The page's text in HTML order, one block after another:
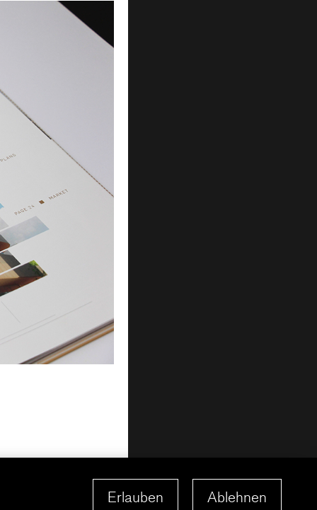
Erlauben Ablehnen